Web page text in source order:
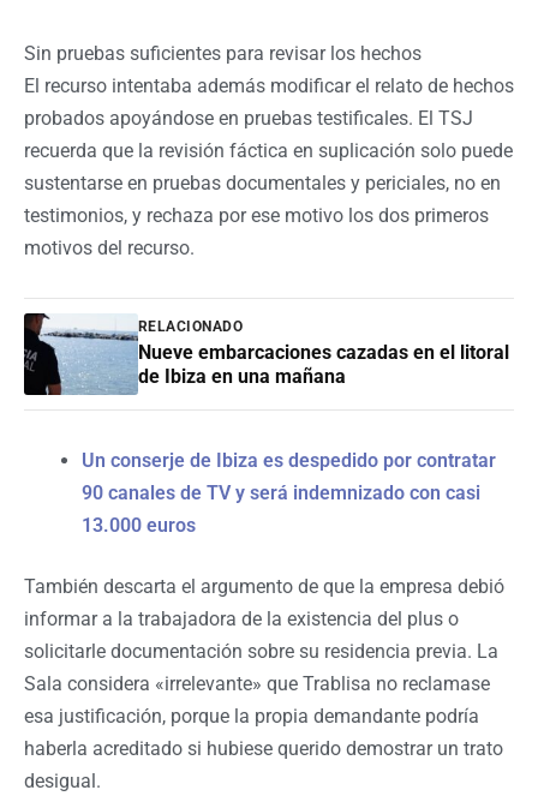
Sin pruebas suficientes para revisar los hechos
El recurso intentaba además modificar el relato de hechos
probados apoyándose en pruebas testificales. El TSJ
recuerda que la revisión fáctica en suplicación solo puede
sustentarse en pruebas documentales y periciales, no en
testimonios, y rechaza por ese motivo los dos primeros
motivos del recurso.
RELACIONADO
Nueve embarcaciones cazadas en el litoral
de Ibiza en una mañana
Un conserje de Ibiza es despedido por contratar
90 canales de TV y será indemnizado con casi
13.000 euros
También descarta el argumento de que la empresa debió
informar a la trabajadora de la existencia del plus o
solicitarle documentación sobre su residencia previa. La
Sala considera «irrelevante» que Trablisa no reclamase
esa justificación, porque la propia demandante podría
haberla acreditado si hubiese querido demostrar un trato
desigual.